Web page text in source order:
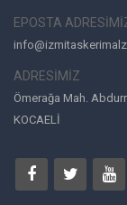
EPOSTA
ADRESİMİZ
Ömerağa Mah.
KOCAELİ